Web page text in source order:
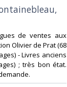
de ventes aux
Olivier de Prat (68
- Livres anciens
; très bon état.